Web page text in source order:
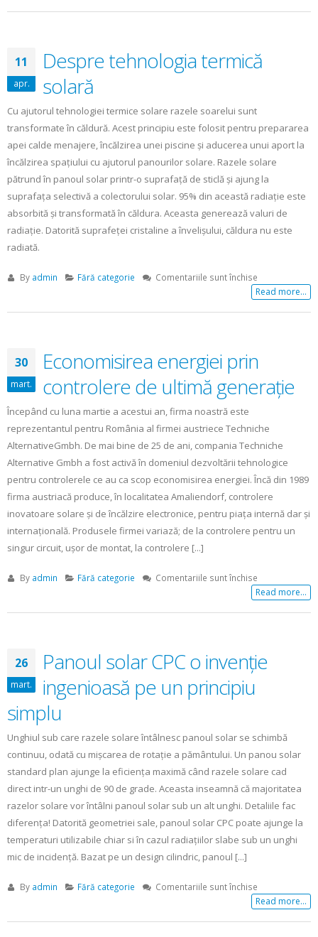
11
apr.
Despre tehnologia termică
solară
Cu ajutorul tehnologiei termice solare razele soarelui sunt
transformate în căldură. Acest principiu este folosit pentru prepararea
apei calde menajere, încălzirea unei piscine şi aducerea unui aport la
încălzirea spaţiului cu ajutorul panourilor solare. Razele solare
pătrund în panoul solar printr-o suprafaţă de sticlă şi ajung la
suprafaţa selectivă a colectorului solar. 95% din această radiaţie este
absorbită şi transformată în căldura. Aceasta generează valuri de
radiaţie. Datorită suprafeţei cristaline a învelişului, căldura nu este
radiată.
By admin Fără categorie Comentariile sunt închise
Despre
Read more...
30
mart.
Economisirea energiei prin
controlere de ultimă generaţie
Începând cu luna martie a acestui an, firma noastră este
reprezentantul pentru România al firmei austriece Techniche
AlternativeGmbh. De mai bine de 25 de ani, compania Techniche
Alternative Gmbh a fost activă în domeniul dezvoltării tehnologice
pentru controlerele ce au ca scop economisirea energiei. Încă din 1989
firma austriacă produce, în localitatea Amaliendorf, controlere
inovatoare solare şi de încălzire electronice, pentru piaţa internă dar şi
internaţională. Produsele firmei variază; de la controlere pentru un
singur circuit, uşor de montat, la controlere [...]
By admin Fără categorie Comentariile sunt închise
Economisirea
ultimă
Read more...
26
mart.
Panoul solar CPC o invenţie
ingenioasă pe un principiu
simplu
Unghiul sub care razele solare întâlnesc panoul solar se schimbă
continuu, odată cu mişcarea de rotaţie a pământului. Un panou solar
standard plan ajunge la eficienţa maximă când razele solare cad
direct intr-un unghi de 90 de grade. Aceasta inseamnă că majoritatea
razelor solare vor întâlni panoul solar sub un alt unghi. Detaliile fac
diferenţa! Datorită geometriei sale, panoul solar CPC poate ajunge la
temperaturi utilizabile chiar si în cazul radiaţiilor slabe sub un unghi
mic de incidenţă. Bazat pe un design cilindric, panoul [...]
By admin Fără categorie Comentariile sunt închise
Panoul
Read more...